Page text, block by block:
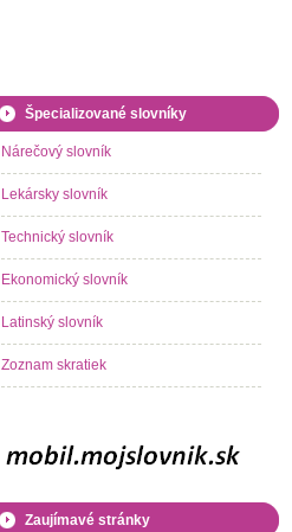
Špecializované slovníky
Nárečový slovník
Lekársky slovník
Technický slovník
Ekonomický slovník
Latinský slovník
Zoznam skratiek
Zaujímavé stránky